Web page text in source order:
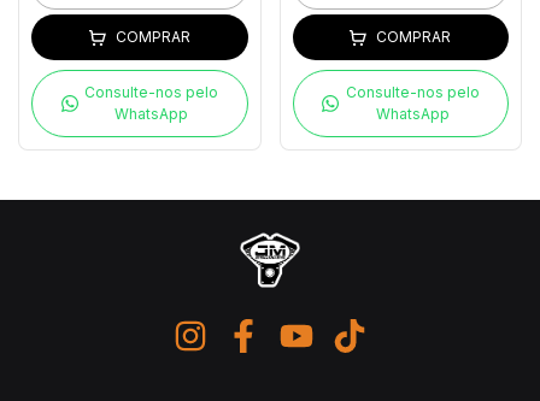
COMPRAR
Consulte-nos pelo
WhatsApp
COMPRAR
Consulte-nos pelo
WhatsApp